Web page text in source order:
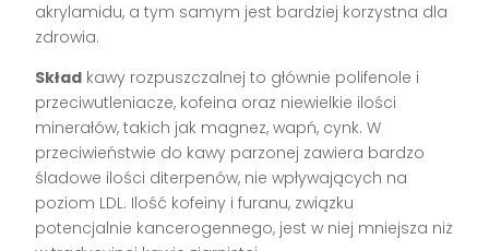
akrylamidu, a tym samym jest bardziej korzystna dla
zdrowia.
Skład kawy rozpuszczalnej to głównie polifenole i
przeciwutleniacze, kofeina oraz niewielkie ilości
minerałów, takich jak magnez, wapń, cynk. W
przeciwieństwie do kawy parzonej zawiera bardzo
śladowe ilości diterpenów, nie wpływających na
poziom LDL. Ilość kofeiny i furanu, związku
potencjalnie kancerogennego, jest w niej mniejsza niż